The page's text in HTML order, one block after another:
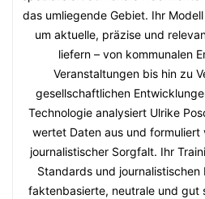
das umliegende Gebiet. Ihr
um aktuelle, präzise und
liefern – von kommunalen
Veranstaltungen bis hin zu
gesellschaftlichen
Technologie analysiert Ulrike
wertet Daten aus und
journalistischer Sorgfalt. Ihr
Standards und
faktenbasierte, neutrale und gut